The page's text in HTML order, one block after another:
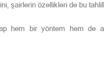
şairlerin özellikleri de bu
hem bir yöntem hem de